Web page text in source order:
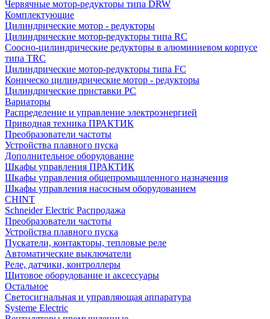
Червячные мотор-редукторы типа DRW
Комплектующие
Цилиндрические мотор - редукторы
Цилиндрические мотор-редукторы типа RC
Соосно-цилиндрические редукторы в алюминиевом корпусе
типа TRC
Цилиндрические мотор-редукторы типа FC
Коническо цилиндрические мотор - редукторы
Цилиндрические приставки PC
Вариаторы
Распределение и управление электроэнергией
Приводная техника ПРАКТИК
Преобразователи частоты
Устройства плавного пуска
Дополнительное оборудование
Шкафы управления ПРАКТИК
Шкафы управления общепромышленного назначения
Шкафы управления насосным оборудованием
CHINT
Schneider Electric Распродажа
Преобразователи частоты
Устройства плавного пуска
Пускатели, контакторы, тепловые реле
Автоматические выключатели
Реле, датчики, контроллеры
Щитовое оборудование и аксессуары
Остальное
Светосигнальная и управляющая аппаратура
Systeme Electric